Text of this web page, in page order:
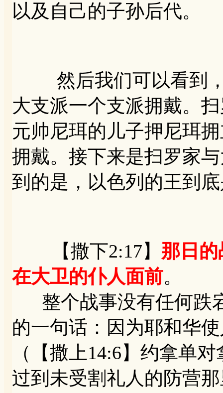
以及自己的子孙后代。
然后我们可以看到，
大支派一个支派拥戴。
元帅尼珥的儿子押尼珥
拥戴。接下来是扫罗家
到的是，以色列的王到
【撒下2:17】 那日
在大卫的仆人面前。
整个战事没有任何跌
的一句话：因为耶和华
（【撒上14:6】约拿单
过到未受割礼人的防营